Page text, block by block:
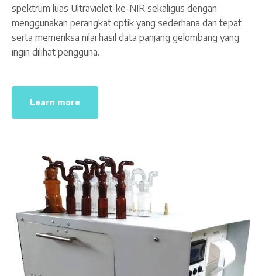
spektrum luas Ultraviolet-ke-NIR sekaligus dengan
menggunakan perangkat optik yang sederhana dan tepat
serta memeriksa nilai hasil data panjang gelombang yang
ingin dilihat pengguna.
Learn more